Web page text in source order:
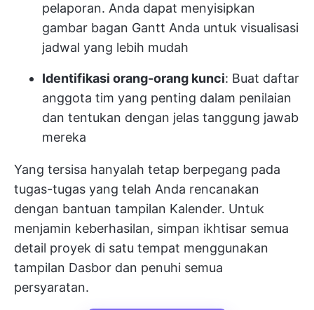
pelaporan. Anda dapat menyisipkan
gambar bagan Gantt Anda untuk visualisasi
jadwal yang lebih mudah
Identifikasi orang-orang kunci: Buat daftar
anggota tim yang penting dalam penilaian
dan tentukan dengan jelas tanggung jawab
mereka
Yang tersisa hanyalah tetap berpegang pada
tugas-tugas yang telah Anda rencanakan
dengan bantuan tampilan Kalender. Untuk
menjamin keberhasilan, simpan ikhtisar semua
detail proyek di satu tempat menggunakan
tampilan Dasbor dan penuhi semua
persyaratan.